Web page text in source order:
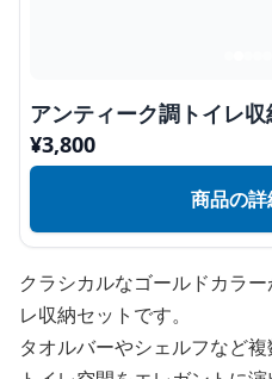
アンティーク調トイレ
¥3,800
商品の
クラシカルなゴールドカラ
レ収納セットです。
タオルバーやシェルフなど複